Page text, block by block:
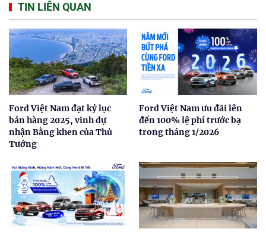
TIN LIÊN QUAN
Ford Việt Nam đạt kỷ lục
bán hàng 2025, vinh dự
nhận Bằng khen của Thủ
Tướng
Ford Việt Nam ưu đãi lên
đến 100% lệ phí trước bạ
trong tháng 1/2026